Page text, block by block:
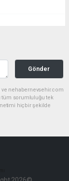
Gönder
ve nehabernevsehir.com
tüm sorumluluğu tek
hiçbir şekilde